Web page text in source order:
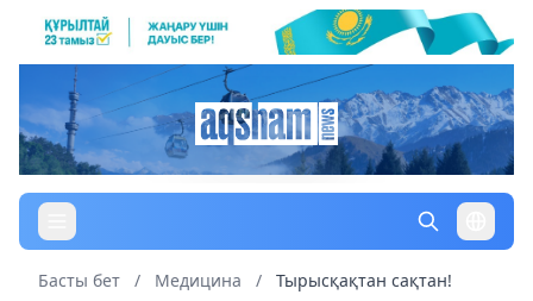
Басты бет / Медицина / Тырысқақтан сақтан!